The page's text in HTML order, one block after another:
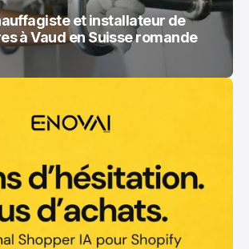
et installateur de
à Vaud en Suisse romande